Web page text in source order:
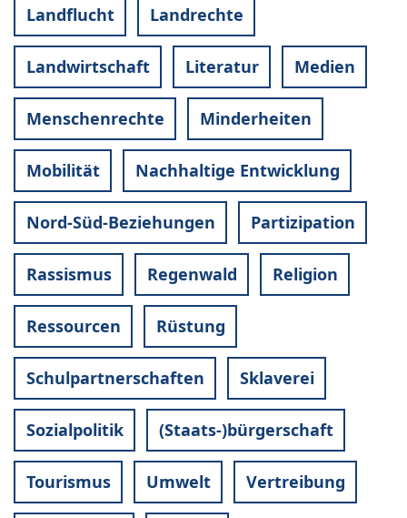
Landflucht Landrechte
Landwirtschaft Literatur Medien
Menschenrechte Minderheiten
Mobilität Nachhaltige Entwicklung
Nord-Süd-Beziehungen Partizipation
Rassismus Regenwald Religion
Ressourcen Rüstung
Schulpartnerschaften Sklaverei
Sozialpolitik (Staats-)bürgerschaft
Tourismus Umwelt Vertreibung